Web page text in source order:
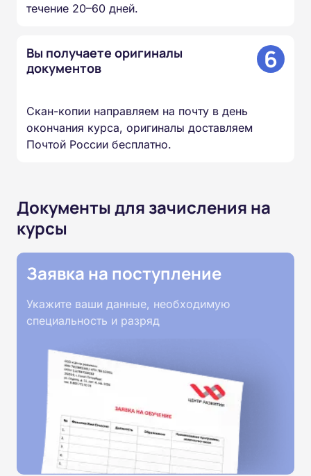
течение 20–60 дней.
Вы получаете оригиналы
документов
6
Скан-копии направляем на почту в день
окончания курса, оригиналы доставляем
Почтой России бесплатно.
Документы для зачисления на
курсы
Заявка на поступление
Укажите ваши данные, необходимую
специальность и разряд